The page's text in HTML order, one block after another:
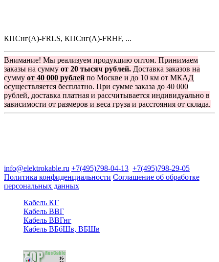
КПСнг(А)-FRLS, КПСнг(А)-FRHF, ...
Внимание! Мы реализуем продукцию оптом. Принимаем
заказы на сумму от 20 тысяч рублей. Доставка заказов на
сумму от 40 000 рублей по Москве и до 10 км от МКАД
осуществляется бесплатно. При сумме заказа до 40 000
рублей, доставка платная и рассчитывается индивидуально в
зависимости от размеров и веса груза и расстояния от склада.
info@elektrokable.ru +7(495)798-04-13 +7(495)798-29-05
Политика конфиденциальности Соглашение об обработке
персональных данных
Кабель КГ
Кабель ВВГ
Кабель ВВГнг
Кабель ВБбШв, ВБШв